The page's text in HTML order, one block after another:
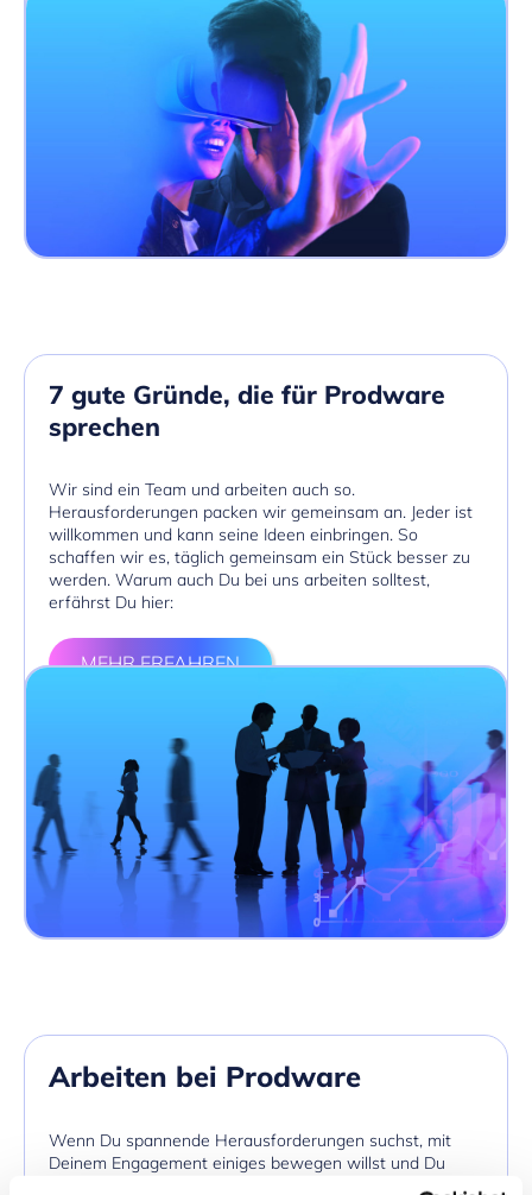
7 gute Gründe, die für Prodware
sprechen
Wir sind ein Team und arbeiten auch so.
Herausforderungen packen wir gemeinsam an. Jeder ist
willkommen und kann seine Ideen einbringen. So
schaffen wir es, täglich gemeinsam ein Stück besser zu
werden. Warum auch Du bei uns arbeiten solltest,
erfährst Du hier:
MEHR ERFAHREN
Arbeiten bei Prodware
Wenn Du spannende Herausforderungen suchst, mit
Deinem Engagement einiges bewegen willst und Du
gerne in einem motivierten Team arbeitest, bist Du bei